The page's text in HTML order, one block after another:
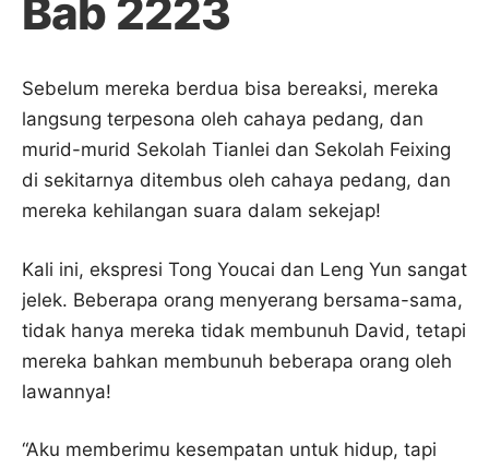
Bab 2223
Sebelum mereka berdua bisa bereaksi, mereka
langsung terpesona oleh cahaya pedang, dan
murid-murid Sekolah Tianlei dan Sekolah Feixing
di sekitarnya ditembus oleh cahaya pedang, dan
mereka kehilangan suara dalam sekejap!
Kali ini, ekspresi Tong Youcai dan Leng Yun sangat
jelek. Beberapa orang menyerang bersama-sama,
tidak hanya mereka tidak membunuh David, tetapi
mereka bahkan membunuh beberapa orang oleh
lawannya!
“Aku memberimu kesempatan untuk hidup, tapi